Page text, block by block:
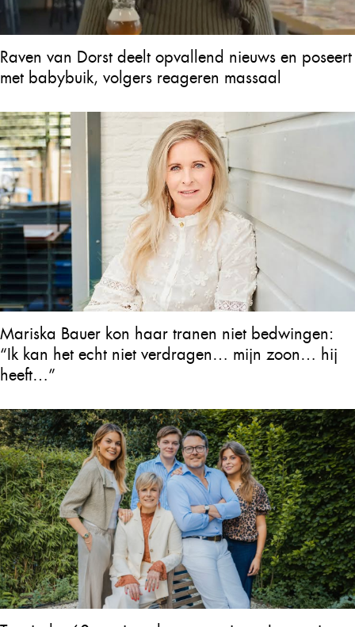
Raven van Dorst deelt opvallend nieuws en poseert
met babybuik, volgers reageren massaal
Mariska Bauer kon haar tranen niet bedwingen:
“Ik kan het echt niet verdragen… mijn zoon… hij
heeft…”